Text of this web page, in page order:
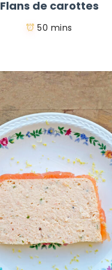
Flans de carottes
50 mins